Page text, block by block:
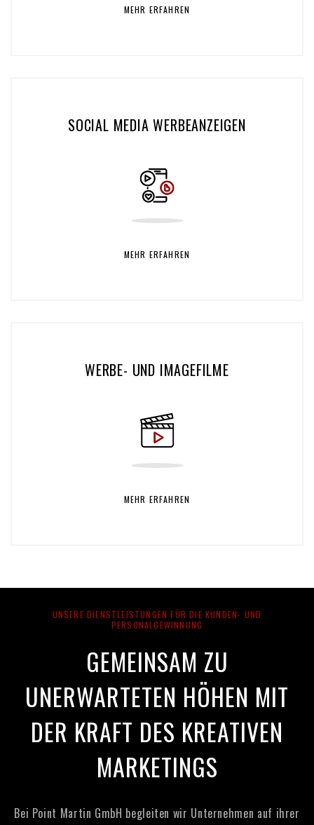
MEHR ERFAHREN
SOCIAL MEDIA WERBEANZEIGEN
MEHR ERFAHREN
WERBE- UND IMAGEFILME
MEHR ERFAHREN
UNSERE DIENSTLEISTUNGEN FÜR DIE KUNDEN- UND
PERSONALGEWINNUNG
GEMEINSAM ZU
UNERWARTETEN HÖHEN MIT
DER KRAFT DES KREATIVEN
MARKETINGS
Bei Point Martin GmbH begleiten wir Unternehmen auf ihrer